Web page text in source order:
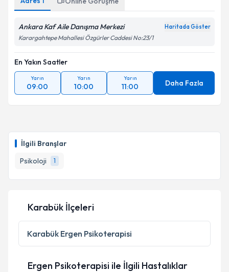
İlgili Branşlar
Psikoloji
1
Ankara Kaf Aile Danışma Merkezi Haritada Göster
Karargahtepe Mahallesi Özgürler Caddesi No:23/1
En Yakın Saatler
Yarın
09:00
Yarın
10:00
Yarın
11:00 Daha Fazla
Karabük İlçeleri
Karabük Ergen Psikoterapisi
Ergen Psikoterapisi ile İlgili Hastalıklar